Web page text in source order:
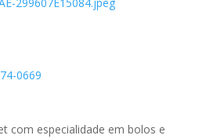
0669
com especialidade em bolos e